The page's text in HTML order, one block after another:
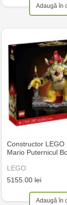
Adaugă în
Constructor LEGO
Mario Puternicul
LEGO
5155.00 lei
Adaugă în